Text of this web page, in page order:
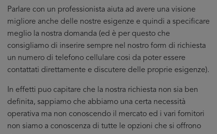
Parlare con un professionista aiuta ad avere una visione
migliore anche delle nostre esigenze e quindi a specificare
meglio la nostra domanda (ed è per questo che
consigliamo di inserire sempre nel nostro form di richiesta
un numero di telefono cellulare cosi da poter essere
contattati direttamente e discutere delle proprie esigenze).
In effetti puo capitare che la nostra richiesta non sia ben
definita, sappiamo che abbiamo una certa necessità
operativa ma non conoscendo il mercato ed i vari fornitori
non siamo a conoscenza di tutte le opzioni che si offrono